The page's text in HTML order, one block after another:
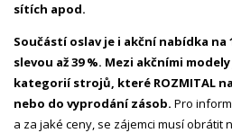
sítích apod.
Součástí oslav je i akční nabídka na
slevou až 39 %. Mezi akčními
kategorií strojů, které ROZMITAL
nebo do vyprodání zásob. Pro
a za jaké ceny, se zájemci musí obrátit